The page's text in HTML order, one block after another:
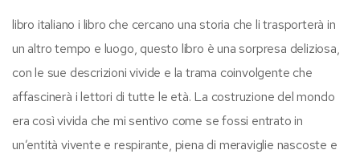
libro italiano i libro che cercano una storia che li trasporterà in
un altro tempo e luogo, questo libro è una sorpresa deliziosa,
con le sue descrizioni vivide e la trama coinvolgente che
affascinerà i lettori di tutte le età. La costruzione del mondo
era così vivida che mi sentivo come se fossi entrato in
un’entità vivente e respirante, piena di meraviglie nascoste e